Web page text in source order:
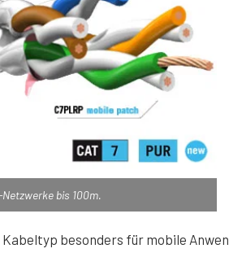
Netzwerke bis 100m.
besonders für mobile